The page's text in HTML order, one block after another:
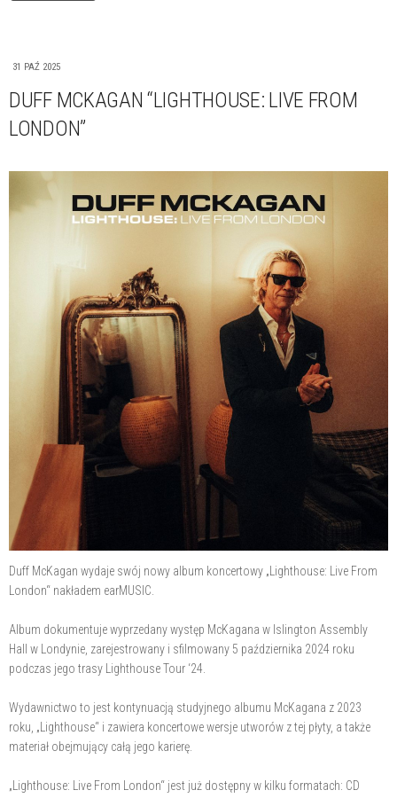
31 PAŹ 2025
DUFF MCKAGAN “LIGHTHOUSE: LIVE FROM
LONDON”
Duff McKagan wydaje swój nowy album koncertowy „Lighthouse: Live From
London“ nakładem earMUSIC.
Album dokumentuje wyprzedany występ McKagana w Islington Assembly
Hall w Londynie, zarejestrowany i sfilmowany 5 października 2024 roku
podczas jego trasy Lighthouse Tour ‘24.
Wydawnictwo to jest kontynuacją studyjnego albumu McKagana z 2023
roku, „Lighthouse“ i zawiera koncertowe wersje utworów z tej płyty, a także
materiał obejmujący całą jego karierę.
„Lighthouse: Live From London“ jest już dostępny w kilku formatach: CD